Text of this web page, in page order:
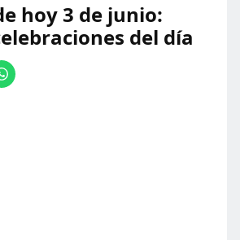
hoy 3 de junio:
del día